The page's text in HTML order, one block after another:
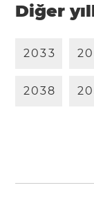
Diğer
2033 20
2038 20